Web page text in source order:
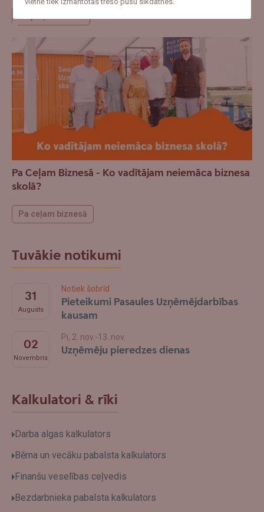
Pa Ceļam Biznesā - Ko vadītājam neiemāca biznesa
skolā?
Pa ceļam biznesā
Tuvākie notikumi
31
Augusts
Notiek šobrīd
Pieteikumi Pasaules Uzņēmējdarbības
kausam
02
Novembris
Pi, 2. nov.-13. nov.
Uzņēmēju pieredzes dienas
Kalkulatori & rīki
Darba algas kalkulators
Bērna un vecāku pabalsta kalkulators
Finanšu veselības ceļvedis
Bezdarbnieka pabalsta kalkulators